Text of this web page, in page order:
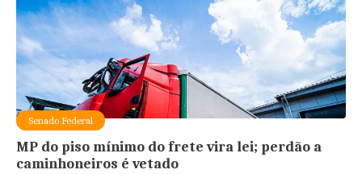
Senado Federal
MP do piso mínimo do frete vira lei; perdão a
caminhoneiros é vetado